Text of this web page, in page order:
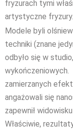
fryzurach tymi
artystyczne fryzury.
Modele byli
techniki (znane
odbyło się w
wykończeniowych.
zamierzanych
angażowali się
zapewnił
Właściwie,